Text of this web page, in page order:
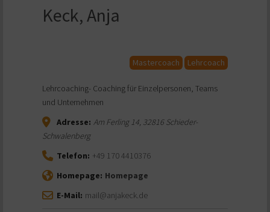
Keck, Anja
Mastercoach Lehrcoach
Lehrcoaching- Coaching für Einzelpersonen, Teams
und Unternehmen
Adresse: Am Ferling 14, 32816Schieder-
Schwalenberg
Telefon: +49 170 4410376
Homepage: Homepage
E-Mail: mail@anjakeck.de